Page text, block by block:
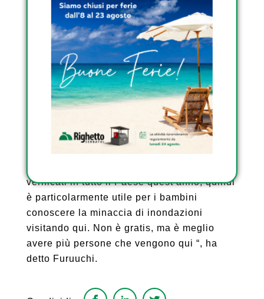
consentendo circa cinque volte il numero di
ricoveri mensili. I tour, che richiedono un
supplemento, sono guidati da otto “portieri”
e i visitatori ricevono una cartolina
commemorativa.
Toru Furuuchi, 45 anni, del distretto
Asakusabashi di Tokyo, si è unito al tour
con la sua famiglia. “Sono stato totalmente
verificati in tutto il Paese quest’anno, quindi
è particolarmente utile per i bambini
conoscere la minaccia di inondazioni
visitando qui. Non è gratis, ma è meglio
avere più persone che vengono qui “, ha
detto Furuuchi.